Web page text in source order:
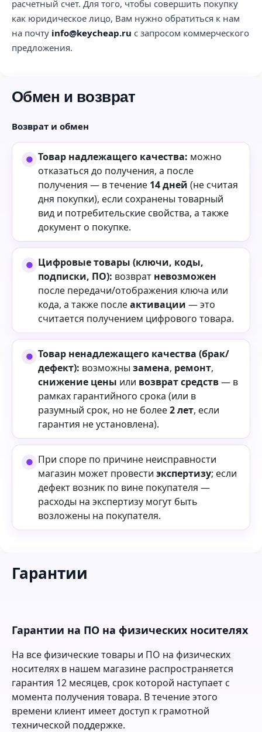
расчетный счет. Для того, чтобы совершить покупку
как юридическое лицо, Вам нужно обратиться к нам
на почту info@keycheap.ru с запросом коммерческого
предложения.
Обмен и возврат
Возврат и обмен
Товар надлежащего качества: можно
отказаться до получения, а после
получения — в течение 14 дней (не считая
дня покупки), если сохранены товарный
вид и потребительские свойства, а также
документ о покупке.
Цифровые товары (ключи, коды,
подписки, ПО): возврат невозможен
после передачи/отображения ключа или
кода, а также послеактивации — это
считается получением цифрового товара.
Товар ненадлежащего качества (брак/
дефект): возможны замена, ремонт,
снижение цены или возврат средств— в
рамках гарантийного срока (или в
разумный срок, но не более2 лет, если
гарантия не установлена).
При споре по причине неисправности
магазин может провести экспертизу; если
дефект возник по вине покупателя —
расходы на экспертизу могут быть
возложены на покупателя.
Гарантии
Гарантии на ПО на физических носителях
На все физические товары и ПО на физических
носителях в нашем магазине распространяется
гарантия 12 месяцев, срок которой наступает с
момента получения товара. В течение этого
времени клиент имеет доступ к грамотной
технической поддержке.